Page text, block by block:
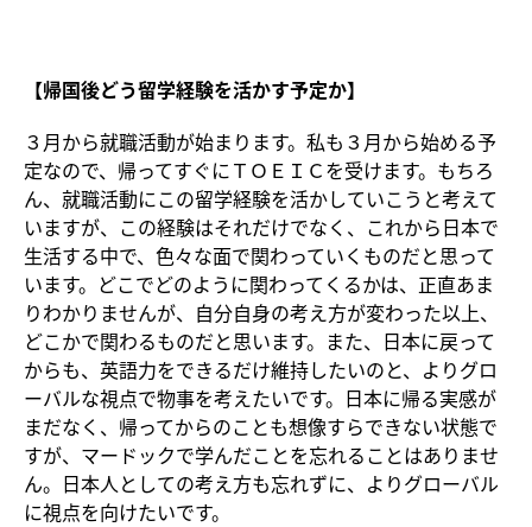
【帰国後どう留学経験を活かす予定か】
３月から就職活動が始まります。私も３月から始める予
定なので、帰ってすぐにＴＯＥＩＣを受けます。もちろ
ん、就職活動にこの留学経験を活かしていこうと考えて
いますが、この経験はそれだけでなく、これから日本で
生活する中で、色々な面で関わっていくものだと思って
います。どこでどのように関わってくるかは、正直あま
りわかりませんが、自分自身の考え方が変わった以上、
どこかで関わるものだと思います。また、日本に戻って
からも、英語力をできるだけ維持したいのと、よりグロ
ーバルな視点で物事を考えたいです。日本に帰る実感が
まだなく、帰ってからのことも想像すらできない状態で
すが、マードックで学んだことを忘れることはありませ
ん。日本人としての考え方も忘れずに、よりグローバル
に視点を向けたいです。